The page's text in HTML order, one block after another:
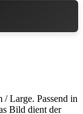
Large. Passend in
Bild dient der